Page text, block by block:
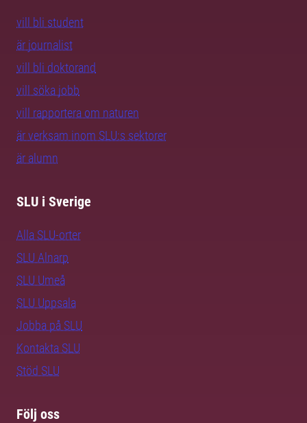
vill bli student
är journalist
vill bli doktorand
vill söka jobb
vill rapportera om naturen
är verksam inom SLU:s sektorer
är alumn
SLU i Sverige
Alla SLU-orter
SLU Alnarp
SLU Umeå
SLU Uppsala
Jobba på SLU
Kontakta SLU
Stöd SLU
Följ oss